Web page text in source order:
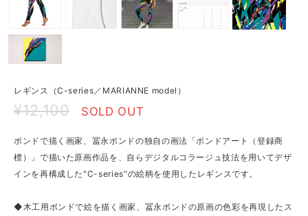
レギンス（C-series／MARIANNE model）
¥12,100 SOLD OUT
ボンドで描く画家、冨永ボンドの独自の画法「ボンドアート（登録商
標）」で描いた原画作品を、自らデジタルコラージュ技法を用いてデザ
インを再構成した"C-series"の絵柄を使用したレギンスです。
◆木工用ボンドで絵を描く画家、冨永ボンドの原画の色彩を再現したス